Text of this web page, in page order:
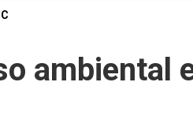
ambiental